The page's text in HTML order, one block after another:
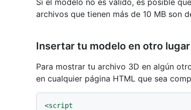
archivos que tienen más de 10 MB son
Insertar tu modelo en otro lugar
Para mostrar tu archivo 3D en algún
en cualquier página HTML que sea
<script